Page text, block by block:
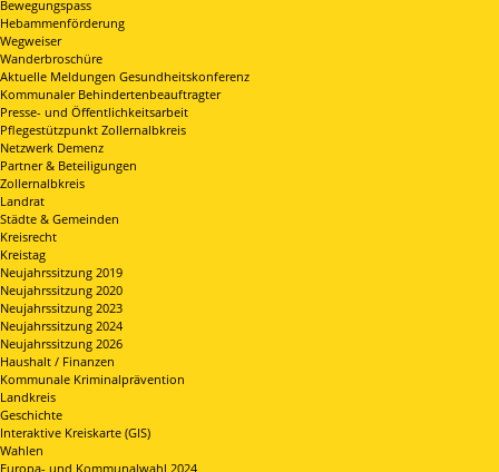
Bewegungspass
Hebammenförderung
Wegweiser
Wanderbroschüre
Aktuelle Meldungen Gesundheitskonferenz
Kommunaler Behindertenbeauftragter
Presse- und Öffentlichkeitsarbeit
Pflegestützpunkt Zollernalbkreis
Netzwerk Demenz
Partner & Beteiligungen
Zollernalbkreis
Landrat
Städte & Gemeinden
Kreisrecht
Kreistag
Neujahrssitzung 2019
Neujahrssitzung 2020
Neujahrssitzung 2023
Neujahrssitzung 2024
Neujahrssitzung 2026
Haushalt / Finanzen
Kommunale Kriminalprävention
Landkreis
Geschichte
Interaktive Kreiskarte (GIS)
Wahlen
Europa- und Kommunalwahl 2024